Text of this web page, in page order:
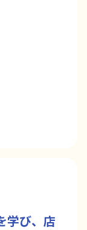
学び、店